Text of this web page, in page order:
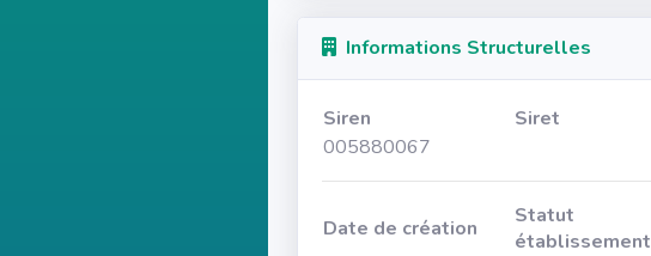
Informations Structurelles
Siren Siret
005880067
Date de création
Statut
établissement